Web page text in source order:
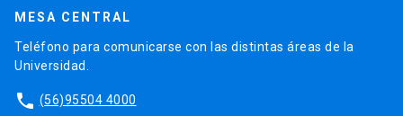
MESA CENTRAL
Teléfono para comunicarse con las distintas áreas de la
Universidad.
phone (56)95504 4000